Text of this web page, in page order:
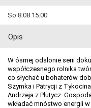
So 8.08 15:00
Opis
W ósmej odsłonie serii
współczesnego rolnika
co słychać u bohaterów
Szymka i Patrycji z
Andrzeja z Plutycz.
wkładać mnóstwo energii